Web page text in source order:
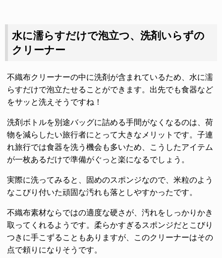
水に濡らすだけで泡立つ、洗剤いらずの
クリーナー
不織布クリーナーの中に洗剤が含まれているため、水に濡
らすだけで泡立たせることができます。出先でも食器など
をサッと洗えそうですね！
洗剤ボトルを別途バッグに詰める手間がなくなるのは、荷
物を減らしたい旅行者にとって大きなメリットです。子連
れ旅行では食器を洗う機会も多いため、こうしたアイテム
が一枚あるだけで準備がぐっと楽になるでしょう。
実際に洗ってみると、固めのスポンジなので、米粒のよう
なこびり付いた頑固な汚れも落としやすかったです。
不織布素材ならではの適度な硬さが、汚れをしっかりかき
取ってくれるようです。柔らかすぎるスポンジだとこびり
つきに手こずることもありますが、このクリーナーはその
点で頼りになりそうです。